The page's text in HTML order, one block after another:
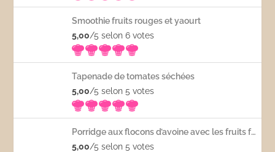
Smoothie fruits rouges et yaourt
5,00/5 selon 6votes
Tapenade de tomates séchées
5,00/5 selon 5votes
Porridge aux flocons d’avoine avec les fruits frais
5,00/5 selon 5votes